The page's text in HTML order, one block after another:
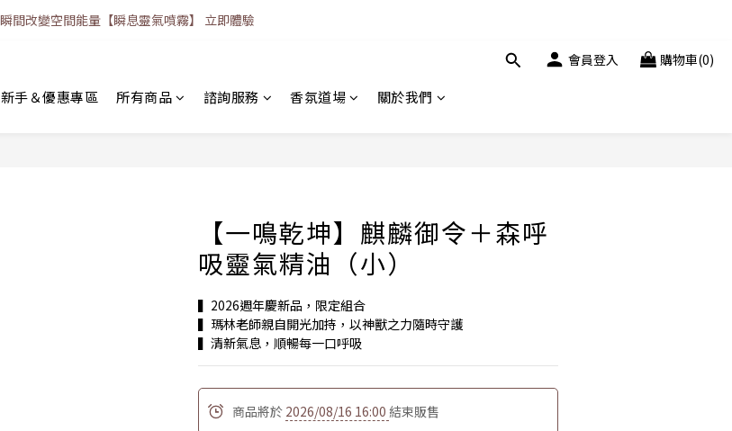
瞬間改變空間能量【瞬息靈氣噴霧】 立即體驗
會員登入 購物車(0)
新手＆優惠專區 所有商品 諮詢服務 香氛道場 關於我們
【一鳴乾坤】麒麟御令＋森呼
吸靈氣精油（小）
▍2026週年慶新品，限定組合
▍瑪林老師親自開光加持，以神獸之力隨時守護
▍清新氣息，順暢每一口呼吸
商品將於 2026/08/16 16:00 結束販售